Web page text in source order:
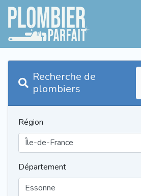
Recherche de
plombiers
Région
Département